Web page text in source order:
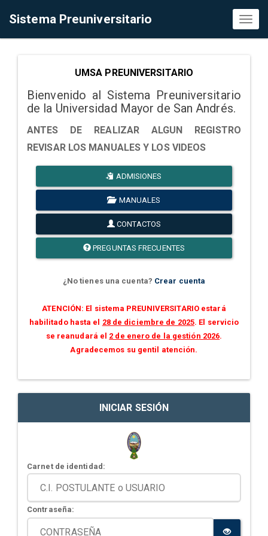
Sistema Preuniversitario
UMSA PREUNIVERSITARIO
Bienvenido al Sistema Preuniversitario
de la Universidad Mayor de San Andrés.
ANTES DE REALIZAR ALGUN REGISTRO
REVISAR LOS MANUALES Y LOS VIDEOS
ADMISIONES
MANUALES
CONTACTOS
PREGUNTAS FRECUENTES
¿No tienes una cuenta? Crear cuenta
ATENCIÓN: El sistema PREUNIVERSITARIO estará
habilitado hasta el 28 de diciembre de 2025. El servicio
se reanudará el 2 de enero de la gestión 2026.
Agradecemos su gentil atención.
INICIAR SESIÓN
Carnet de identidad:
Contraseña: